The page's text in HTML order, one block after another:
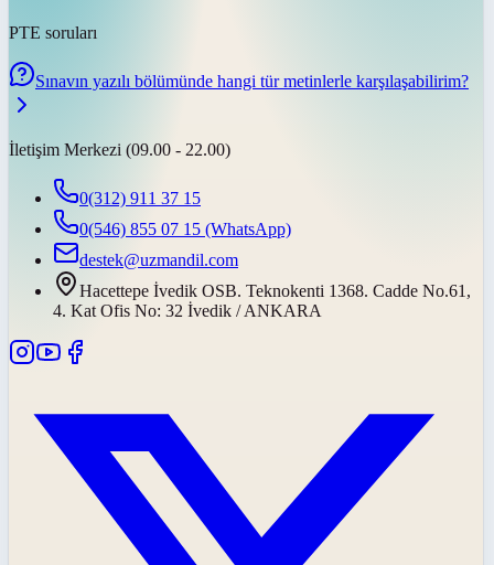
PTE soruları
Sınavın yazılı bölümünde hangi tür metinlerle karşılaşabilirim?
İletişim Merkezi (09.00 - 22.00)
0(312) 911 37 15
0(546) 855 07 15 (WhatsApp)
destek@uzmandil.com
Hacettepe İvedik OSB. Teknokenti 1368. Cadde No.61,
4. Kat Ofis No: 32 İvedik / ANKARA